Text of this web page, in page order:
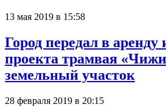
13 мая 2019 в 15:58
Город передал в аренду
проекта трамвая
земельный участок
28 февраля 2019 в 20:15